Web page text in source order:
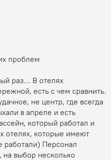
проблем
раз… В отелях
есть с чем сравнить.
не центр, где всегда
в апреле и есть
который работал и
отелях, которые имеют
работали) Персонал
на выбор несколько